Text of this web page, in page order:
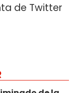
de Twitter